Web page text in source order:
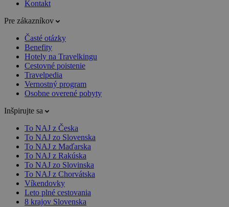
Kontakt
Pre zákazníkov
Časté otázky
Benefity
Hotely na Travelkingu
Cestovné poistenie
Travelpedia
Vernostný program
Osobne overené pobyty
Inšpirujte sa
To NAJ z Česka
To NAJ zo Slovenska
To NAJ z Maďarska
To NAJ z Rakúska
To NAJ zo Slovinska
To NAJ z Chorvátska
Víkendovky
Leto plné cestovania
8 krajov Slovenska